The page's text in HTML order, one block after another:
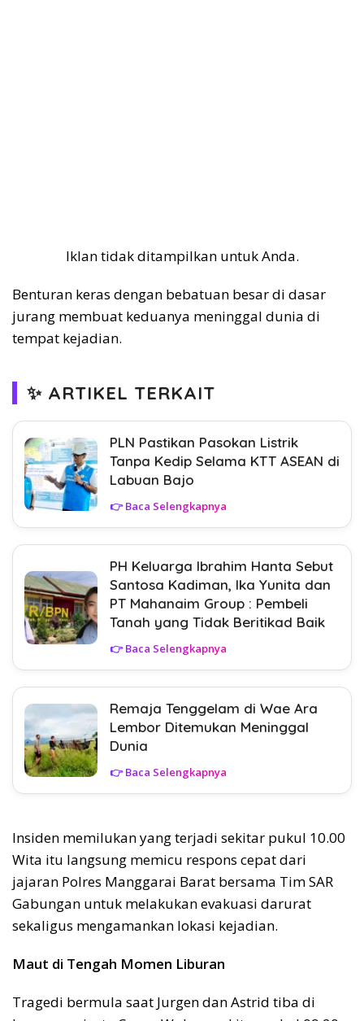
Iklan tidak ditampilkan untuk Anda.
Benturan keras dengan bebatuan besar di dasar
jurang membuat keduanya meninggal dunia di
tempat kejadian.
✨ ARTIKEL TERKAIT
PLN Pastikan Pasokan Listrik
Tanpa Kedip Selama KTT ASEAN di
Labuan Bajo
👉 Baca Selengkapnya
PH Keluarga Ibrahim Hanta Sebut
Santosa Kadiman, Ika Yunita dan
PT Mahanaim Group : Pembeli
Tanah yang Tidak Beritikad Baik
👉 Baca Selengkapnya
Remaja Tenggelam di Wae Ara
Lembor Ditemukan Meninggal
Dunia
👉 Baca Selengkapnya
Insiden memilukan yang terjadi sekitar pukul 10.00
Wita itu langsung memicu respons cepat dari
jajaran Polres Manggarai Barat bersama Tim SAR
Gabungan untuk melakukan evakuasi darurat
sekaligus mengamankan lokasi kejadian.
Maut di Tengah Momen Liburan
Tragedi bermula saat Jurgen dan Astrid tiba di